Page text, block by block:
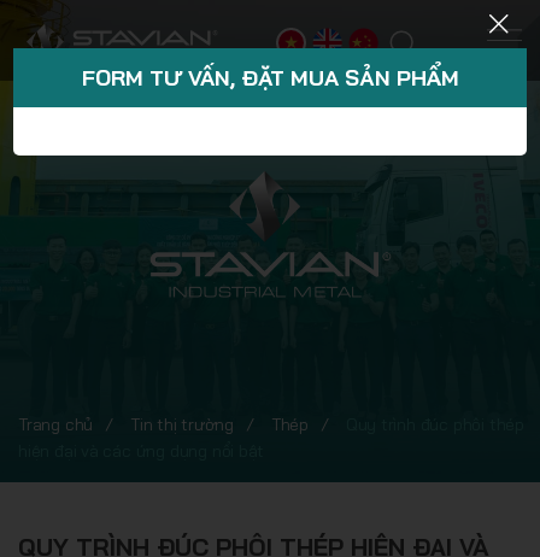
Trang chủ Tin thị trường Thép
QUY TRÌNH ĐÚC PHÔI THÉP HIỆN ĐẠI VÀ
FORM TƯ VẤN, ĐẶT MUA SẢN PHẨM